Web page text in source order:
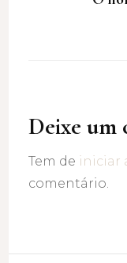
Deixe um
Tem de iniciar
comentário.